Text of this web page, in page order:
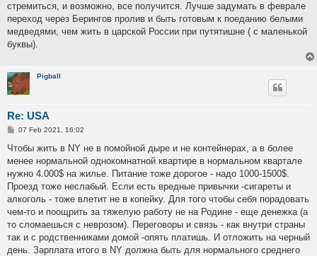
стремиться, и возможно, все получится. Лучше задумать в феврале
переход через Берингов пролив и быть готовым к поеданию белыми
медведями, чем жить в царской России при путятишне ( с маленькой
буквы).
Pigball
Re: USA
P
s
07 Feb 2021, 16:02
Чтобы жить в NY не в помойной дыре и не контейнерах, а в более
менее нормальной однокомнатной квартире в нормальном квартале
нужно 4.000$ на жилье. Питание тоже дорогое - надо 1000-1500$.
Проезд тоже неслабый. Если есть вредные привычки -сигареты и
алкоголь - тоже влетит не в копейку. Для того чтобы себя порадовать
чем-то и поощрить за тяжелую работу не на Родине - еще денежка (а
то сломаешься с неврозом). Переговоры и связь - как внутри страны
так и с родственниками домой -опять платишь. И отложить на черный
день. Зарплата итого в NY должна быть для нормального среднего